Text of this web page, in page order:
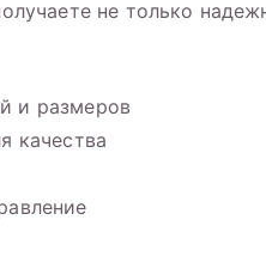
не только
и размеров
качества